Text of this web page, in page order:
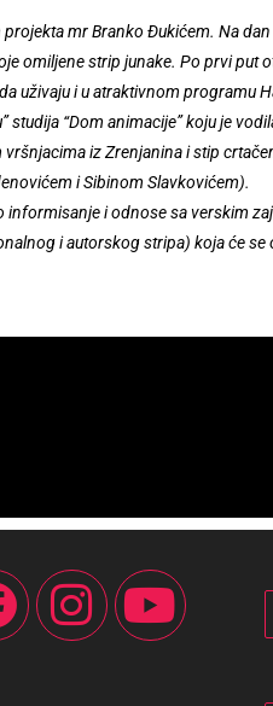
mr Branko Đukićem. Na
omiljene strip junake. Po prvi put
uživaju i u atraktivnom programu
“Dom animacije” koju je
iz Zrenjanina i stip
i Sibinom Slavkovićem).
i odnose sa verskim
i autorskog stripa) koja će se